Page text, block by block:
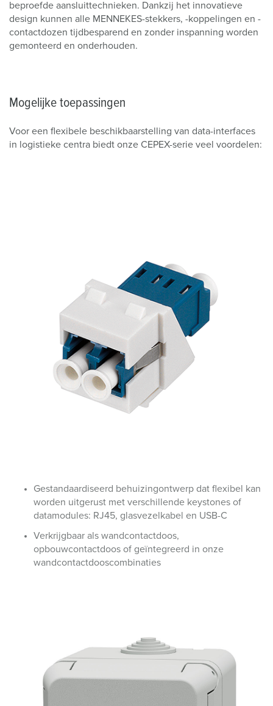
beproefde aansluittechnieken. Dankzij het innovatieve
design kunnen alle MENNEKES-stekkers, -koppelingen en -
contactdozen tijdbesparend en zonder inspanning worden
gemonteerd en onderhouden.
Mogelijke toepassingen
Voor een flexibele beschikbaarstelling van data-interfaces
in logistieke centra biedt onze CEPEX-serie veel voordelen:
Gestandaardiseerd behuizingontwerp dat flexibel kan
worden uitgerust met verschillende keystones of
datamodules: RJ45, glasvezelkabel en USB-C
Verkrijgbaar als wandcontactdoos,
opbouwcontactdoos of geïntegreerd in onze
wandcontactdooscombinaties